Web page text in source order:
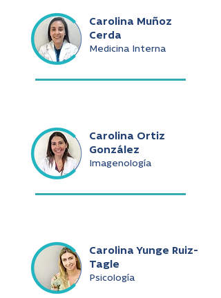
Carolina Muñoz
Cerda
Medicina Interna
Carolina Ortiz
González
Imagenología
Carolina Yunge Ruiz-
Tagle
Psicología